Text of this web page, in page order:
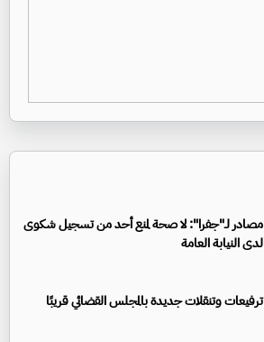
مصادر لـ"جفرا": لا صحة لمنع أحد من تسجيل شكوى
لدى النيابة العامة
ترفيعات وتنقلات جديدة بالمجلس القضائي قريبًا